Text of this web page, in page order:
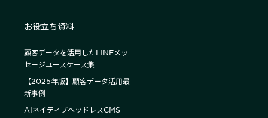
お役立ち資料
顧客データを活用したLINEメッ
セージユースケース集
【2025年版】顧客データ活用最
新事例
AIネイティブヘッドレスCMS